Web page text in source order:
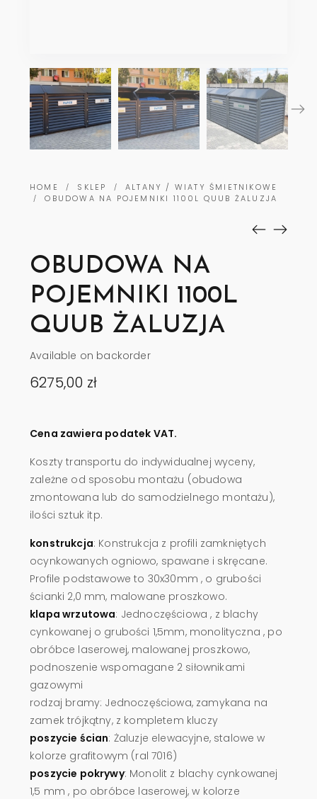
HOME / SKLEP / ALTANY / WIATY ŚMIETNIKOWE
/ OBUDOWA NA POJEMNIKI 1100L QUUB ŻALUZJA
OBUDOWA NA
POJEMNIKI 1100L
QUUB ŻALUZJA
Available on backorder
6275,00 zł
Cena zawiera podatek VAT.
Koszty transportu do indywidualnej wyceny,
zależne od sposobu montażu (obudowa
zmontowana lub do samodzielnego montażu),
ilości sztuk itp.
konstrukcja: Konstrukcja z profili zamkniętych
ocynkowanych ogniowo, spawane i skręcane.
Profile podstawowe to 30x30mm , o grubości
ścianki 2,0 mm, malowane proszkowo.
klapa wrzutowa: Jednoczęściowa , z blachy
cynkowanej o grubości 1,5mm, monolityczna , po
obróbce laserowej, malowanej proszkowo,
podnoszenie wspomagane 2 siłownikami
gazowymi
rodzaj bramy: Jednoczęściowa, zamykana na
zamek trójkątny, z kompletem kluczy
poszycie ścian: Żaluzje elewacyjne, stalowe w
kolorze grafitowym (ral 7016)
poszycie pokrywy: Monolit z blachy cynkowanej
1,5 mm , po obróbce laserowej, w kolorze